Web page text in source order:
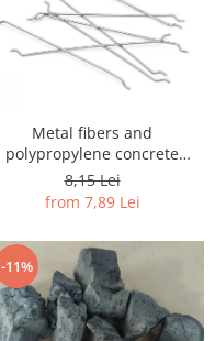
Metal fibers and
polypropylene concrete
reinforcement
8,15 Lei
from 7,89 Lei
-11%